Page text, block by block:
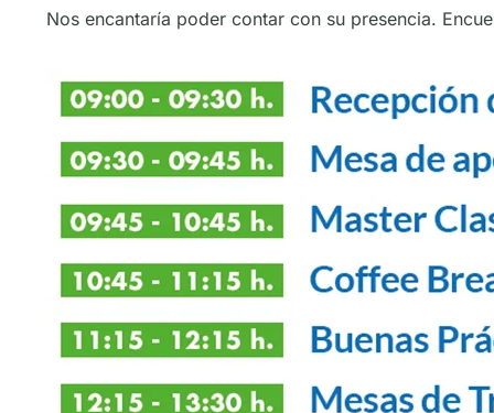
Nos encantaría poder contar con su presencia.